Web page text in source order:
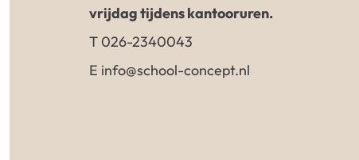
vrijdag tijdens kantooruren.
T 026-2340043
E info@school-concept.nl